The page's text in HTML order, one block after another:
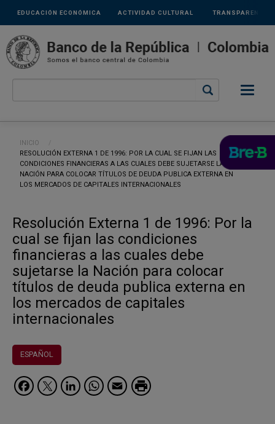
Pasar al contenido principal
Links
secundarios
ACTIVIDAD CULTURAL
EDUCACIÓN ECONÓMICA TRANSPARENCIA
Ruta de navegación
INICIO
CURRENT:
RESOLUCIÓN EXTERNA 1 DE 1996: POR LA CUAL SE FIJAN LAS
CONDICIONES FINANCIERAS A LAS CUALES DEBE SUJETARSE LA
NACIÓN PARA COLOCAR TÍTULOS DE DEUDA PUBLICA EXTERNA EN
LOS MERCADOS DE CAPITALES INTERNACIONALES
Resolución Externa 1 de 1996: Por la
cual se fijan las condiciones
financieras a las cuales debe
sujetarse la Nación para colocar
títulos de deuda publica externa en
los mercados de capitales
internacionales
ESPAÑOL
Facebook
Twitter
LinkedIn
WhatsApp
Email